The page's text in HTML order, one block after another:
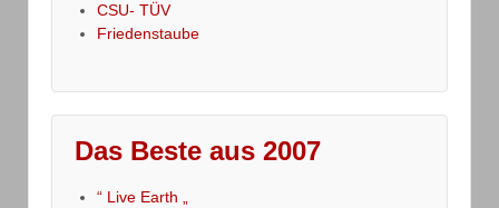
CSU- TÜV
Friedenstaube
Das Beste aus 2007
“ Live Earth „